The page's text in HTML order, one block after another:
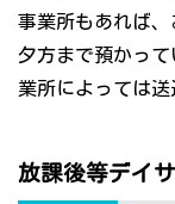
事業所もあれば
夕方まで預かっ
業所によっては送
放課後等デイ